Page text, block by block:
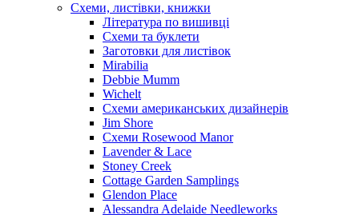
Схеми, листівки, книжки
Література по вишивці
Схеми та буклети
Заготовки для листівок
Mirabilia
Debbie Mumm
Wichelt
Схеми американських дизайнерів
Jim Shore
Cхеми Rosewood Manor
Lavender & Lace
Stoney Creek
Cottage Garden Samplings
Glendon Place
Alessandra Adelaide Needleworks